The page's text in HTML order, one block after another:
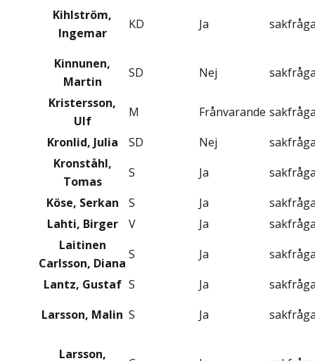
Kihlström,
Ingemar
KD Ja
Kinnunen,
Martin
SD Nej
Kristersson,
Ulf
M Frånvarande
Kronlid, Julia
SD Nej
Kronståhl,
Tomas
S Ja
Köse, Serkan
S Ja
Lahti, Birger
V Ja
Laitinen
Carlsson, Diana
S Ja
Lantz, Gustaf S Ja
Larsson, Malin S Ja
Larsson,